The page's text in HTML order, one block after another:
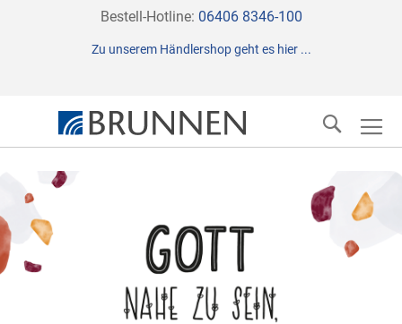
Direkt
Inhalt
Bestell-Hotline: 06406 8346-100
Zu unserem Händlershop geht es hier ...
Suche